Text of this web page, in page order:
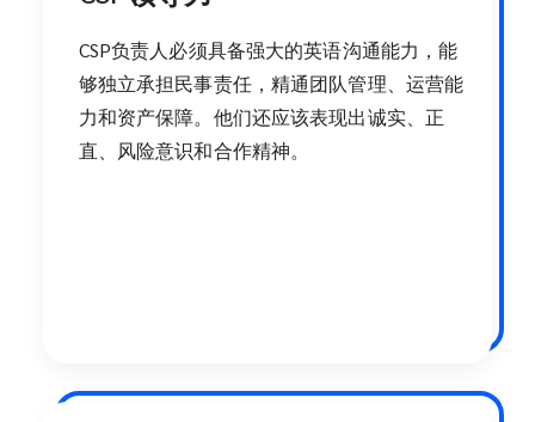
CSP负责人必须具备强大的英语沟通能力，能
够独立承担民事责任，精通团队管理、运营能
力和资产保障。他们还应该表现出诚实、正
直、风险意识和合作精神。